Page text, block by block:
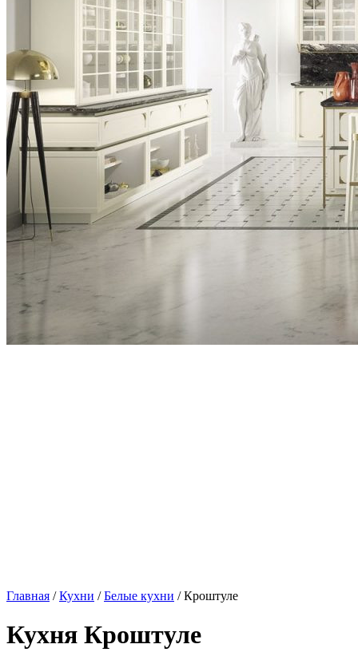
Главная /Кухни /Белые кухни / Кроштуле
Кухня Кроштуле